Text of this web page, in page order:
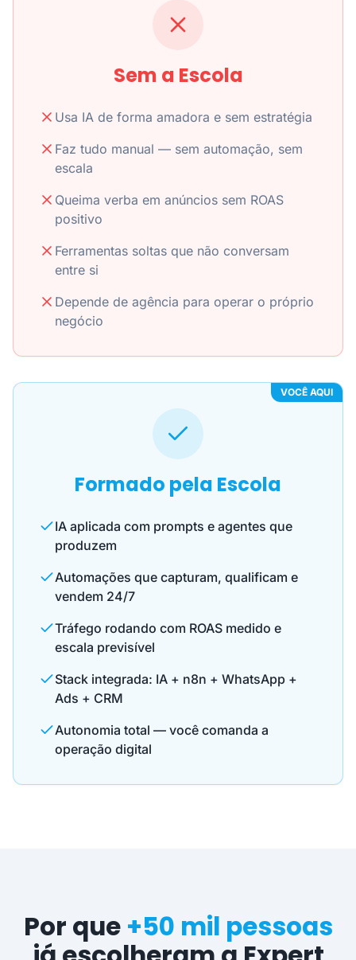
Sem a Escola
Usa IA de forma amadora e sem estratégia
Faz tudo manual — sem automação, sem
escala
Queima verba em anúncios sem ROAS
positivo
Ferramentas soltas que não conversam
entre si
Depende de agência para operar o próprio
negócio
VOCÊ AQUI
Formado pela Escola
IA aplicada com prompts e agentes que
produzem
Automações que capturam, qualificam e
vendem 24/7
Tráfego rodando com ROAS medido e
escala previsível
Stack integrada: IA + n8n + WhatsApp +
Ads + CRM
Autonomia total — você comanda a
operação digital
Por que +50 mil pessoas